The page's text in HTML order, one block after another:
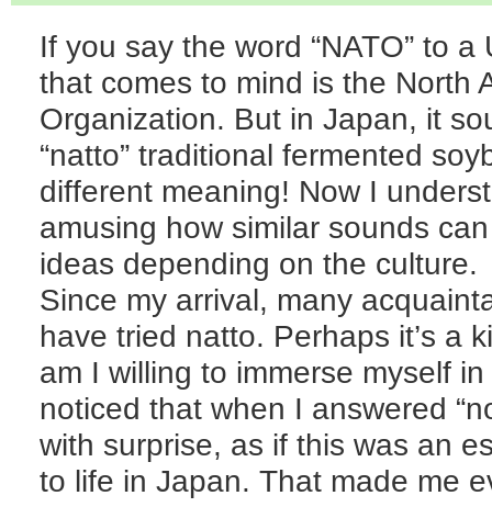
If you say the word “NATO” to
that comes to mind is the North
Organization. But in Japan, it
“natto” traditional fermented
different meaning! Now I
amusing how similar sounds
ideas depending on the culture.
Since my arrival, many
have tried natto. Perhaps it’s a
am I willing to immerse myself
noticed that when I answered
with surprise, as if this was an
to life in Japan. That made me